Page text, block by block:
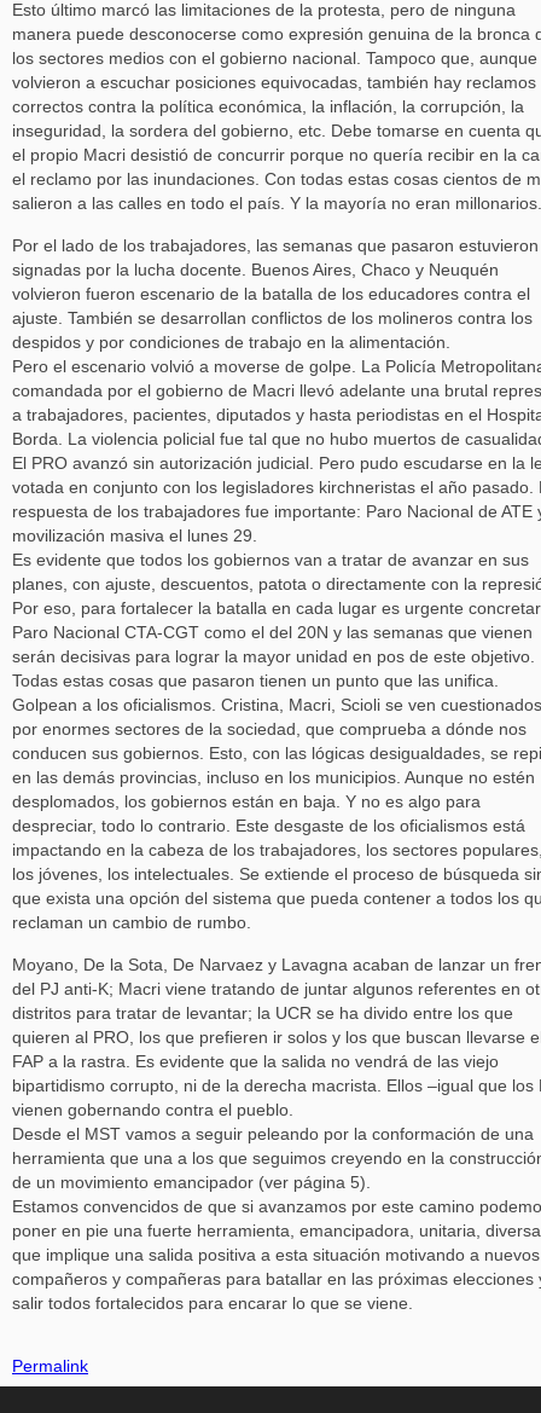
Esto último marcó las limitaciones de la protesta, pero de ninguna
manera puede desconocerse como expresión genuina de la bronca
los sectores medios con el gobierno nacional. Tampoco que, aunque
volvieron a escuchar posiciones equivocadas, también hay reclamos
correctos contra la política económica, la inflación, la corrupción, la
inseguridad, la sordera del gobierno, etc. Debe tomarse en cuenta
el propio Macri desistió de concurrir porque no quería recibir en la
el reclamo por las inundaciones. Con todas estas cosas cientos de
salieron a las calles en todo el país. Y la mayoría no eran millonarios.
Por el lado de los trabajadores, las semanas que pasaron estuvieron
signadas por la lucha docente. Buenos Aires, Chaco y Neuquén
volvieron fueron escenario de la batalla de los educadores contra el
ajuste. También se desarrollan conflictos de los molineros contra los
despidos y por condiciones de trabajo en la alimentación.
Pero el escenario volvió a moverse de golpe. La Policía
comandada por el gobierno de Macri llevó adelante una brutal
a trabajadores, pacientes, diputados y hasta periodistas en el
Borda. La violencia policial fue tal que no hubo muertos de
El PRO avanzó sin autorización judicial. Pero pudo escudarse en la
votada en conjunto con los legisladores kirchneristas el año pasado.
respuesta de los trabajadores fue importante: Paro Nacional de ATE
movilización masiva el lunes 29.
Es evidente que todos los gobiernos van a tratar de avanzar en sus
planes, con ajuste, descuentos, patota o directamente con la
Por eso, para fortalecer la batalla en cada lugar es urgente
Paro Nacional CTA-CGT como el del 20N y las semanas que vienen
serán decisivas para lograr la mayor unidad en pos de este objetivo.
Todas estas cosas que pasaron tienen un punto que las unifica.
Golpean a los oficialismos. Cristina, Macri, Scioli se ven cuestionados
por enormes sectores de la sociedad, que comprueba a dónde nos
conducen sus gobiernos. Esto, con las lógicas desigualdades, se
en las demás provincias, incluso en los municipios. Aunque no estén
desplomados, los gobiernos están en baja. Y no es algo para
despreciar, todo lo contrario. Este desgaste de los oficialismos está
impactando en la cabeza de los trabajadores, los sectores
los jóvenes, los intelectuales. Se extiende el proceso de búsqueda
que exista una opción del sistema que pueda contener a todos los
reclaman un cambio de rumbo.
Moyano, De la Sota, De Narvaez y Lavagna acaban de lanzar un
del PJ anti-K; Macri viene tratando de juntar algunos referentes en
distritos para tratar de levantar; la UCR se ha divido entre los que
quieren al PRO, los que prefieren ir solos y los que buscan llevarse
FAP a la rastra. Es evidente que la salida no vendrá de las viejo
bipartidismo corrupto, ni de la derecha macrista. Ellos –igual que los
vienen gobernando contra el pueblo.
Desde el MST vamos a seguir peleando por la conformación de una
herramienta que una a los que seguimos creyendo en la
de un movimiento emancipador (ver página 5).
Estamos convencidos de que si avanzamos por este camino
poner en pie una fuerte herramienta, emancipadora, unitaria,
que implique una salida positiva a esta situación motivando a nuevos
compañeros y compañeras para batallar en las próximas elecciones
salir todos fortalecidos para encarar lo que se viene.
Permalink